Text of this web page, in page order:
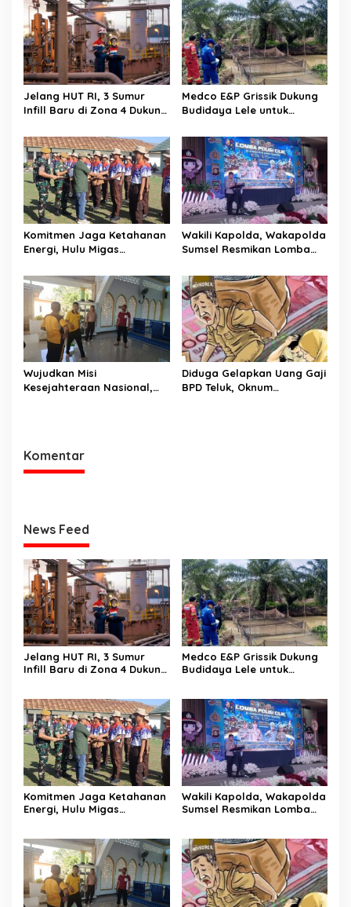
s
i
p
o
s
Jelang HUT RI, 3 Sumur
Infill Baru di Zona 4 Dukung
Medco E&P Grissik Dukung
Budidaya Lele untuk
Ekonomi Masyarakat
Komitmen Jaga Ketahanan
Energi, Hulu Migas
Kebangsaan Lewat Diksar
Bela Negara Angkatan IV
Tahun 2026
Wakili Kapolda, Wakapolda
Sumsel Resmikan Lomba
Investasi Karakter Anak
Bangsa
Wujudkan Misi
Kesejahteraan Nasional,
Diduga Gelapkan Uang Gaji
BPD Teluk, Oknum
Komentar
News Feed
Jelang HUT RI, 3 Sumur
Infill Baru di Zona 4 Dukung
Medco E&P Grissik Dukung
Budidaya Lele untuk
Komitmen Jaga Ketahanan
Energi, Hulu Migas
Bela Negara Angkatan IV
Tahun 2026
Wakili Kapolda, Wakapolda
Sumsel Resmikan Lomba
Bangsa